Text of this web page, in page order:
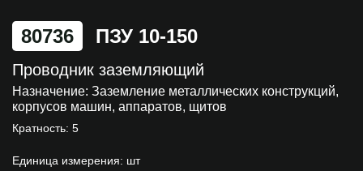
80736 ПЗУ 10-150
Проводник заземляющий
Назначение: Заземление металлических конструкций,
корпусов машин, аппаратов, щитов
Кратность: 5
Единица измерения: шт